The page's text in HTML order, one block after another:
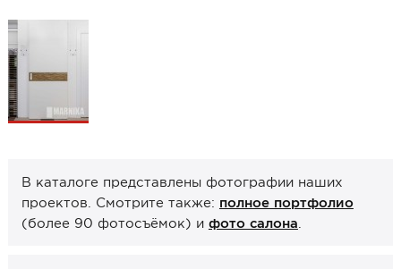
Порталы
Фурнитура
Ручки дверные
Петли
Завертки, блокады
Системы открывания
В каталоге представлены фотографии наших
проектов. Смотрите также: полное портфолио
(более 90 фотосъёмок) и фото салона